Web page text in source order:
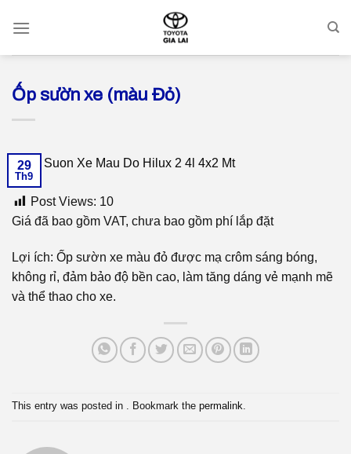
Ốp sườn xe (màu Đỏ)
29
Th9
Post Views: 10
Giá đã bao gồm VAT, chưa bao gồm phí lắp đặt
Lợi ích: Ốp sườn xe màu đỏ được mạ crôm sáng bóng,
không rỉ, đảm bảo độ bền cao, làm tăng dáng vẻ mạnh mẽ
và thể thao cho xe.
This entry was posted in . Bookmark the permalink.